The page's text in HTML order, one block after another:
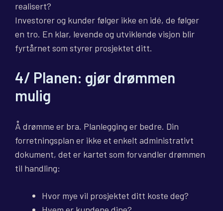
realisert?
Investorer og kunder følger ikke en idé, de følger
en tro. En klar, levende og utviklende visjon blir
fyrtårnet som styrer prosjektet ditt.
4/ Planen: gjør drømmen
mulig
Å drømme er bra. Planlegging er bedre. Din
forretningsplan er ikke et enkelt administrativt
dokument, det er kartet som forvandler drømmen
til handling:
Hvor mye vil prosjektet ditt koste deg?